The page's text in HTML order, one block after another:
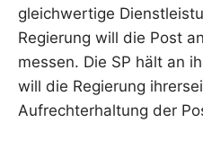
gleichwertige
Regierung will die Post
messen. Die SP hält an
will die Regierung
Aufrechterhaltung der